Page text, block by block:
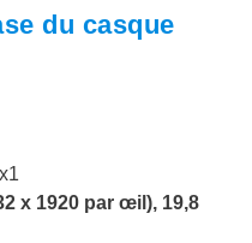
du casque
x 1920 par œil), 19,8